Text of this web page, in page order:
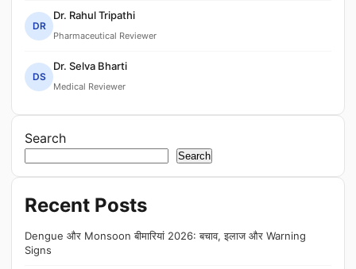
DR
Dr. Rahul Tripathi
Pharmaceutical Reviewer
DS
Dr. Selva Bharti
Medical Reviewer
Search
Search
Recent Posts
Dengue और Monsoon बीमारियां 2026: बचाव, इलाज और Warning
Signs